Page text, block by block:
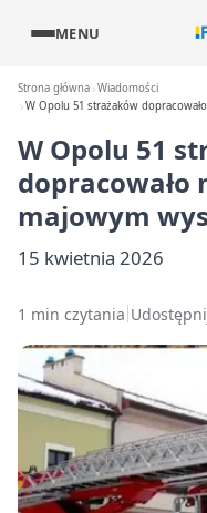
MENU
Strona główna Wiadomości
W Opolu 51 strażaków
W Opolu 51
dopracowało
majowym
15 kwietnia 2026
1 min czytania